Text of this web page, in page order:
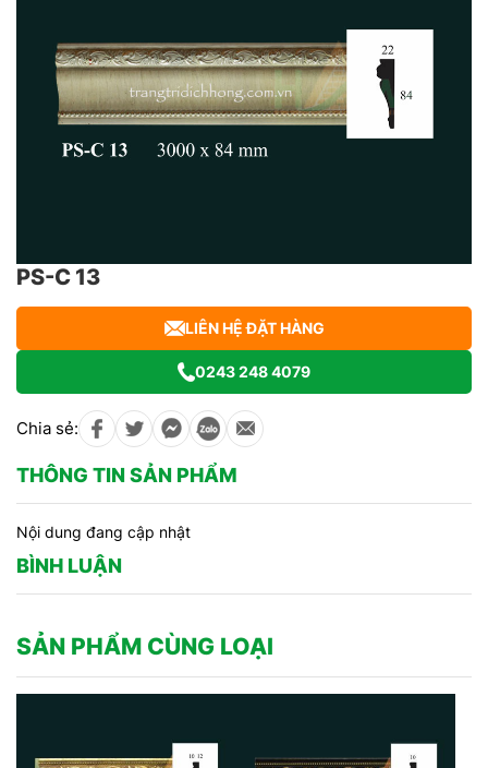
PS-C 13
LIÊN HỆ ĐẶT HÀNG
0243 248 4079
Chia sẻ:
THÔNG TIN SẢN PHẨM
Nội dung đang cập nhật
BÌNH LUẬN
SẢN PHẨM CÙNG LOẠI